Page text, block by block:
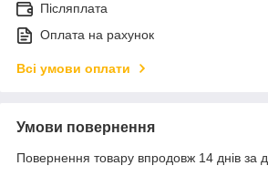
Післяплата
Оплата на рахунок
Всі умови оплати
Умови повернення
Повернення товару впродовж 14 днів за